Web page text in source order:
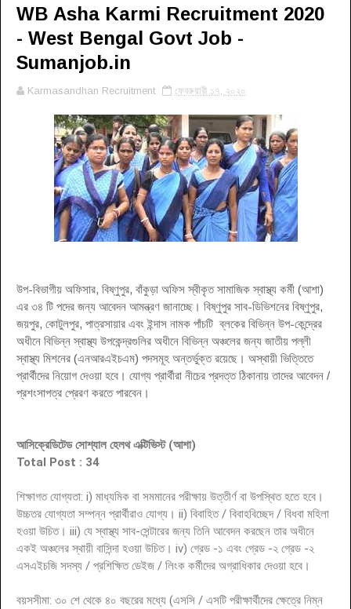
WB Asha Karmi Recruitment 2020
- West Bengal Govt Job -
Sumanjob.in
Karmasandhan Recruitment ফেব্রুয়ারী ১৭, ২০২০
উপ-বিভাগীয় অফিসার, বিষ্ণুপুর, বাঁকুড়া অফিস স্বীকৃত সামাজিক স্বাস্থ্য কর্মী (আশা)
এর ৩৪ টি পদের জন্য আবেদন আমন্ত্রণ জানাচ্ছে। বিষ্ণুপুর সাব-ডিভিশনের বিষ্ণুপুর,
জয়পুর, কোটুলপুর, পাত্রসায়ার এবং ইন্দাস নামক পাঁচটি ব্লকের বিভিন্ন উপ-কেন্দ্রের
অধীনে বিভিন্ন স্বাস্থ্য উপকেন্দ্রগুলির অধীনে বিভিন্ন অঞ্চলের জন্য জাতীয় পল্লী
স্বাস্থ্য মিশনের (এনআরএইচএম) পদসমূহ অন্তর্ভুক্ত রয়েছে। অস্থায়ী ভিত্তিতে
প্রার্থীদের নিয়োগ দেওয়া হবে। যোগ্য প্রার্থীরা নীচের প্রদত্ত ঠিকানায় তাদের আবেদন /
প্রশংসাপত্র প্রেরণ করতে পারবেন।
আসিক্রেডিটেড সোশ্যাল হেলথ এক্টিভিস্ট (আশা)
Total Post : 34
শিক্ষাগত যোগ্যতা: i) মাধ্যমিক বা সমমানের পরীক্ষায় উত্তীর্ণ বা উপস্থিত হতে হবে।
উচ্চতর যোগ্যতা সম্পন্ন প্রার্থীরাও যোগ্য। ii) বিবাহিত / বিবাহবিচ্ছেদ / বিধবা মহিলা
হওয়া উচিত। iii) যে স্বাস্থ্য সাব-সেন্টারের জন্য তিনি আবেদন করছেন তার অধীনে
একই অঞ্চলের স্থায়ী বাসিন্দা হওয়া উচিত। iv) গ্রেড -১ এবং গ্রেড -২ গ্রেড -২
এসএইচজি সদস্য / প্রশিক্ষিত ডেইজ / লিংক কর্মীদের অগ্রাধিকার দেওয়া হবে।
বয়সসীমা: ৩০ শে থেকে ৪০ বছরের মধ্যে (এসসি / এসটি পরীক্ষার্থীদের ক্ষেত্রে নিম্ন